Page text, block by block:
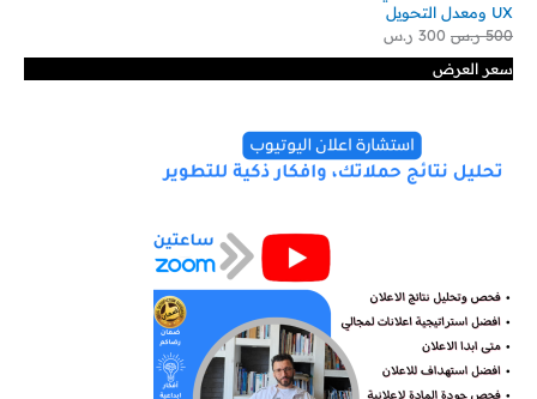
UX ومعدل التحويل
500 ر.س 300 ر.س
سعر العرض